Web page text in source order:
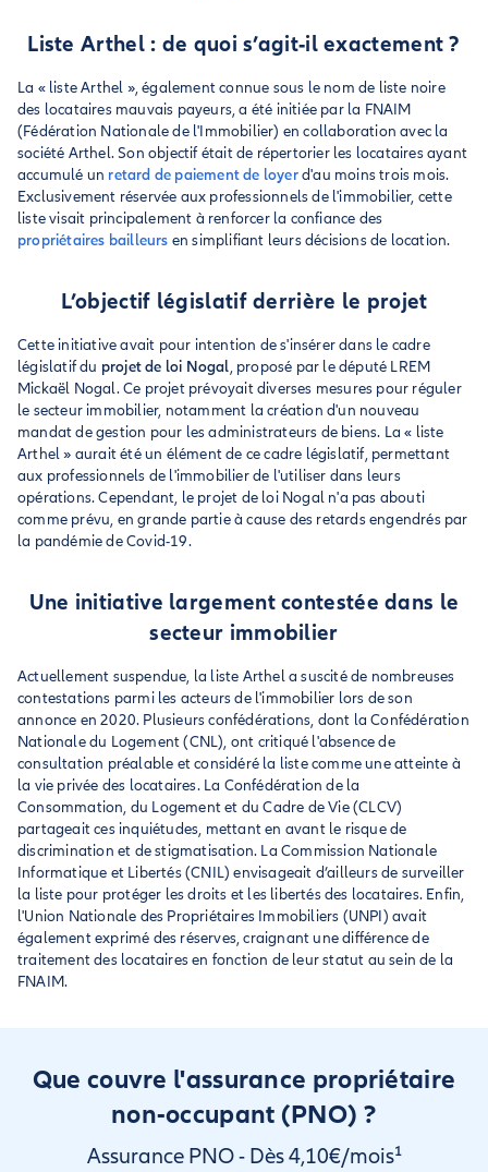
Liste Arthel : de quoi s’agit-il exactement ?
La « liste Arthel », également connue sous le nom de liste noire
des locataires mauvais payeurs, a été initiée par la FNAIM
(Fédération Nationale de l'Immobilier) en collaboration avec la
société Arthel. Son objectif était de répertorier les locataires ayant
accumulé un retard de paiement de loyerd'au moins trois mois.
Exclusivement réservée aux professionnels de l'immobilier, cette
liste visait principalement à renforcer la confiance des
propriétaires bailleurs en simplifiant leurs décisions de location.
L’objectif législatif derrière le projet
Cette initiative avait pour intention de s'insérer dans le cadre
législatif du projet de loi Nogal, proposé par le député LREM
Mickaël Nogal. Ce projet prévoyait diverses mesures pour réguler
le secteur immobilier, notamment la création d'un nouveau
mandat de gestion pour les administrateurs de biens. La « liste
Arthel » aurait été un élément de ce cadre législatif, permettant
aux professionnels de l'immobilier de l'utiliser dans leurs
opérations. Cependant, le projet de loi Nogal n'a pas abouti
comme prévu, en grande partie à cause des retards engendrés par
la pandémie de Covid-19.
Une initiative largement contestée dans le
secteur immobilier
Actuellement suspendue, la liste Arthel a suscité de nombreuses
contestations parmi les acteurs de l'immobilier lors de son
annonce en 2020. Plusieurs confédérations, dont la Confédération
Nationale du Logement (CNL), ont critiqué l'absence de
consultation préalable et considéré la liste comme une atteinte à
la vie privée des locataires. La Confédération de la
Consommation, du Logement et du Cadre de Vie (CLCV)
partageait ces inquiétudes, mettant en avant le risque de
discrimination et de stigmatisation. La Commission Nationale
Informatique et Libertés (CNIL) envisageait d’ailleurs de surveiller
la liste pour protéger les droits et les libertés des locataires. Enfin,
l'Union Nationale des Propriétaires Immobiliers (UNPI) avait
également exprimé des réserves, craignant une différence de
traitement des locataires en fonction de leur statut au sein de la
FNAIM.
Que couvre l'assurance propriétaire
non-occupant (PNO) ?
Assurance PNO - Dès 4,10€/mois¹